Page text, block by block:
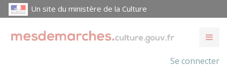
Un site du ministère de la Culture
Se connecter